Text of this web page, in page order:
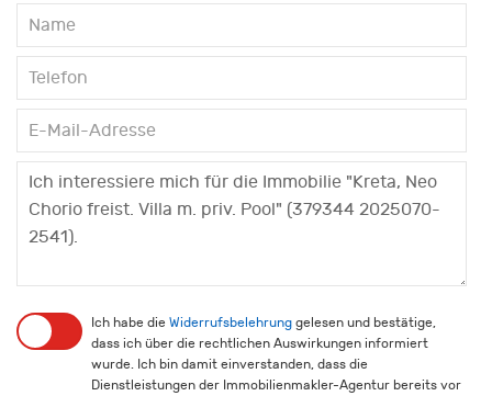
Ich habe die Widerrufsbelehrung gelesen und bestätige,
dass ich über die rechtlichen Auswirkungen informiert
wurde. Ich bin damit einverstanden, dass die
Dienstleistungen der Immobilienmakler-Agentur bereits vor